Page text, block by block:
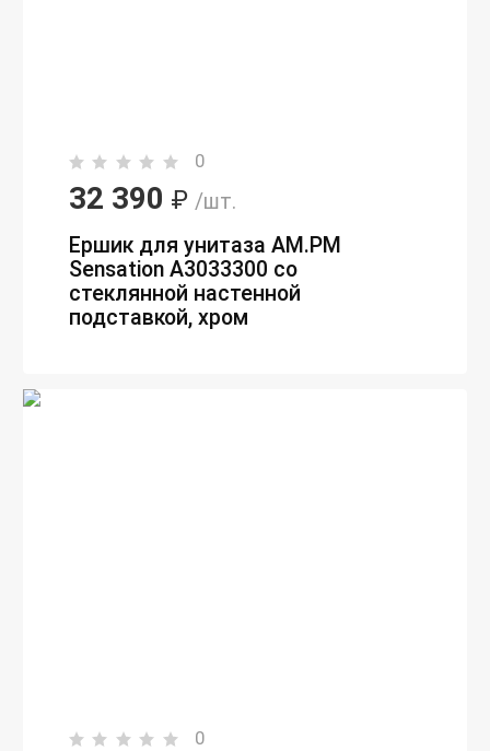
0
32 390 ₽ /шт.
Ершик для унитаза AM.PM
Sensation A3033300 со
стеклянной настенной
подставкой, хром
0